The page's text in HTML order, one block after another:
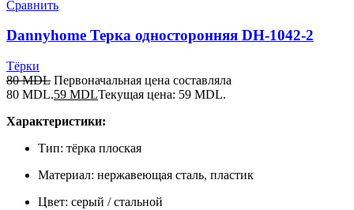
Сравнить
Dannyhome Терка односторонняя DH-1042-2
Тёрки
80MDL Первоначальная цена составляла
80 MDL.59 MDLТекущая цена: 59 MDL.
Характеристики:
Тип: тёрка плоская
Материал: нержавеющая сталь, пластик
Цвет: серый / стальной